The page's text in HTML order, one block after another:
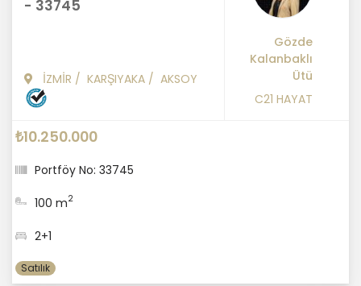
- 33745
İZMİR / KARŞIYAKA / AKSOY
Gözde
Kalanbaklı
Ütü
C21 HAYAT
₺10.250.000
Portföy No: 33745
100 m2
2+1
Satılık